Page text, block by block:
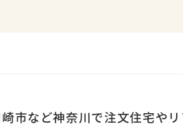
市など神奈川で注文住宅や